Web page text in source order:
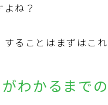
ね？
ることはまずはこれ
わかるまで